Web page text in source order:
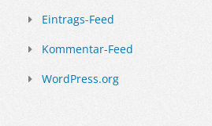
Eintrags-Feed
Kommentar-Feed
WordPress.org